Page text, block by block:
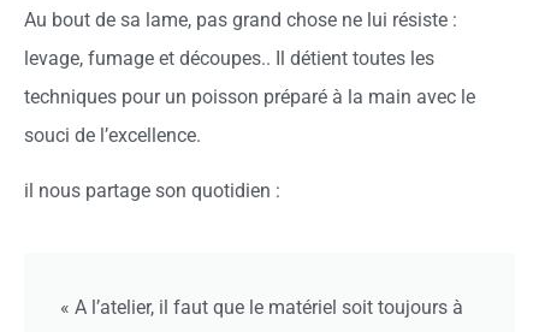
Au bout de sa lame, pas grand chose ne lui résiste :
levage, fumage et découpes.. Il détient toutes les
techniques pour un poisson préparé à la main avec le
souci de l’excellence.
il nous partage son quotidien :
« A l’atelier, il faut que le matériel soit toujours à